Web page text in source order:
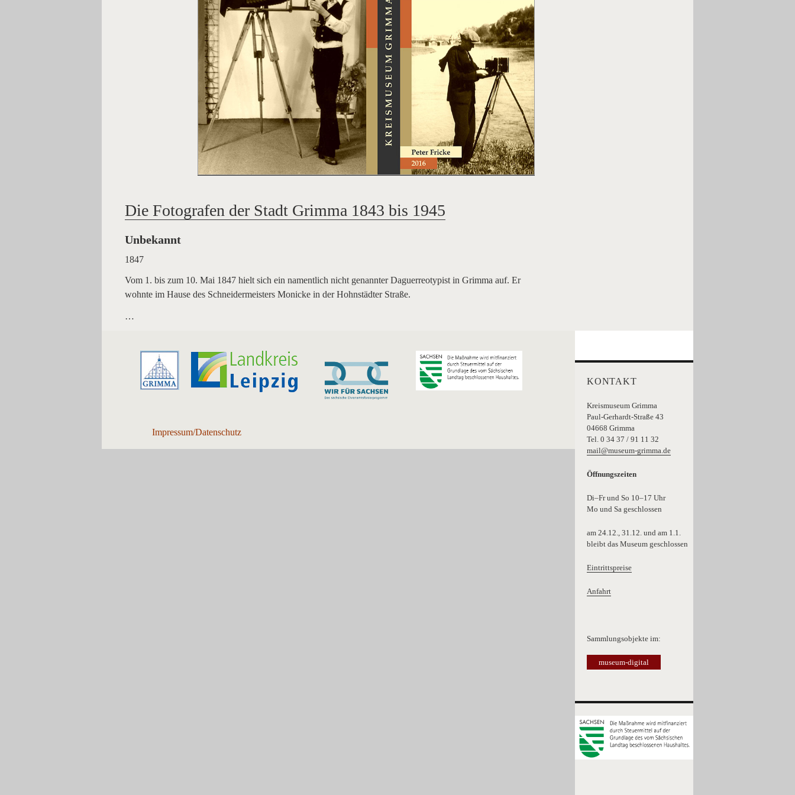
Die Fotografen der Stadt Grimma 1843 bis 1945
Unbekannt
1847
Vom 1. bis zum 10. Mai 1847 hielt sich ein namentlich nicht genannter Daguerreotypist in Grimma auf. Er
wohnte im Hause des Schneidermeisters Monicke in der Hohnstädter Straße.
…
KONTAKT
Kreismuseum Grimma
Paul-Gerhardt-Straße 43
04668 Grimma
Tel. 0 34 37 / 91 11 32
mail@museum-grimma.de
Öffnungszeiten
Di–Fr und So 10–17 Uhr
Mo und Sa geschlossen
am 24.12., 31.12. und am 1.1.
bleibt das Museum geschlossen
Eintrittspreise
Anfahrt
Sammlungsobjekte im:
museum-digital
Impressum/Datenschutz